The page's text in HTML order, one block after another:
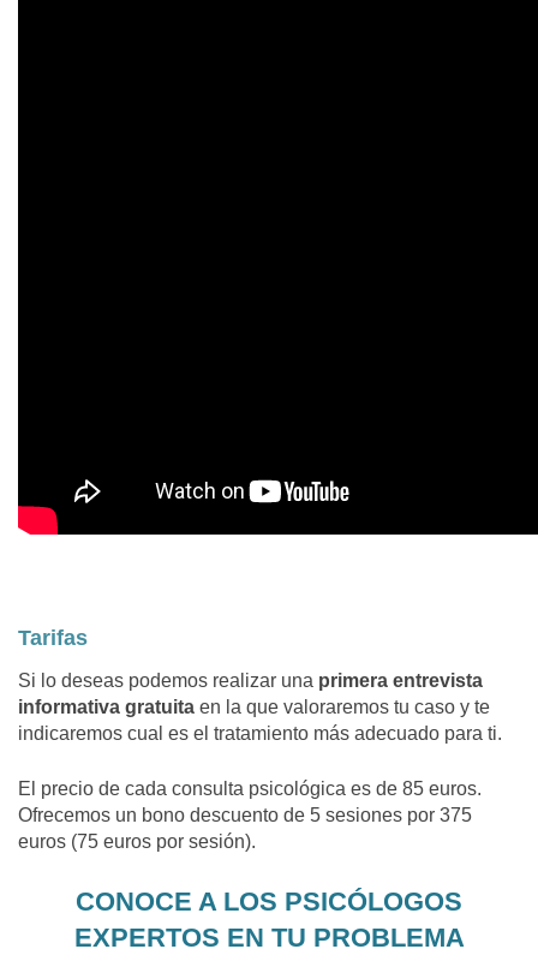
Tarifas
Si lo deseas podemos realizar una primera entrevista
informativa gratuita en la que valoraremos tu caso y te
indicaremos cual es el tratamiento más adecuado para ti.
El precio de cada consulta psicológica es de 85 euros.
Ofrecemos un bono descuento de 5 sesiones por 375
euros (75 euros por sesión).
CONOCE A LOS PSICÓLOGOS
EXPERTOS EN TU PROBLEMA